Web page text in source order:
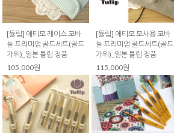
[튤립] 에티모 레이스 코바
늘 프리미엄 골드세트(골드
가위)_일본 튤립 정품
105,000원
[튤립] 에티모 모사용 코바
늘 프리미엄 골드세트(골드
가위)_일본 튤립 정품
115,000원